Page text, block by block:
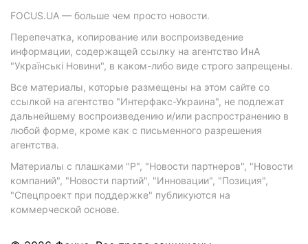
FOCUS.UA — больше чем просто новости.
Перепечатка, копирование или воспроизведение
информации, содержащей ссылку на агентство ИнА
"Українські Новини", в каком-либо виде строго запрещены.
Все материалы, которые размещены на этом сайте со
ссылкой на агентство "Интерфакс-Украина", не подлежат
дальнейшему воспроизведению и/или распространению в
любой форме, кроме как с письменного разрешения
агентства.
Материалы с плашками "Р", "Новости партнеров", "Новости
компаний", "Новости партий", "Инновации", "Позиция",
"Спецпроект при поддержке" публикуются на
коммерческой основе.